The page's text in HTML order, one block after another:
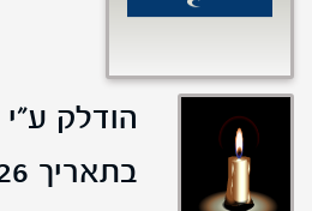
הודלק
בתאריך 15/04/2026,